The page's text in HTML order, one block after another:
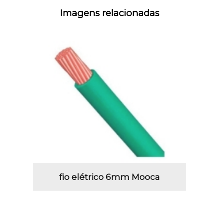
Imagens relacionadas
fio elétrico 6mm Mooca